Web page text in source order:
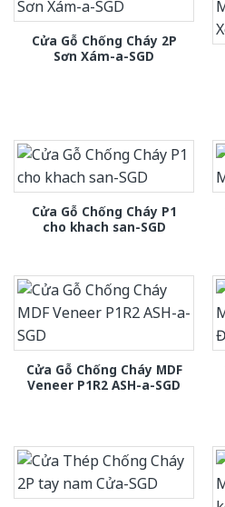
Cửa Gỗ Chống Cháy 2P
Sơn Xám-a-SGD
Cửa Gỗ Chống Cháy P1
cho khach san-SGD
Cửa Gỗ Chống Cháy MDF
Veneer P1R2 ASH-a-SGD